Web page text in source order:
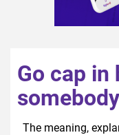
Go cap in
The meaning,